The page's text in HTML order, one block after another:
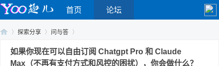
首页 论坛
探索分享 问与答
如果你现在可以自由订阅 Chatgpt Pro 和 Claude
Max（不再有支付方式和风控的困扰），你会做什么？